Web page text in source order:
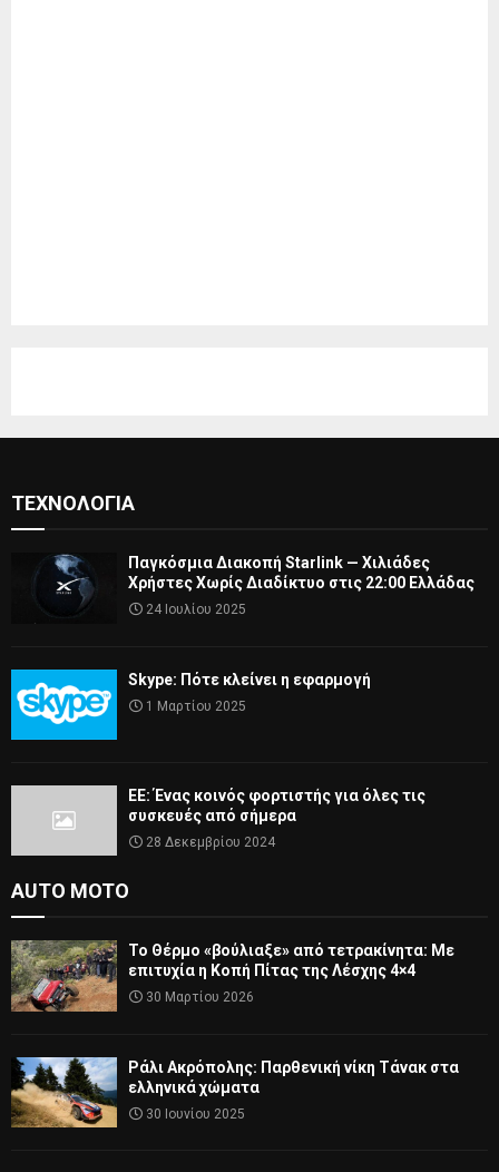
ΤΕΧΝΟΛΟΓΊΑ
Παγκόσμια Διακοπή Starlink — Χιλιάδες
Χρήστες Χωρίς Διαδίκτυο στις 22:00 Ελλάδας
24 Ιουλίου 2025
Skype: Πότε κλείνει η εφαρμογή
1 Μαρτίου 2025
ΕΕ: Ένας κοινός φορτιστής για όλες τις
συσκευές από σήμερα
28 Δεκεμβρίου 2024
AUTO MOTO
Το Θέρμο «βούλιαξε» από τετρακίνητα: Με
επιτυχία η Κοπή Πίτας της Λέσχης 4×4
30 Μαρτίου 2026
Ράλι Ακρόπολης: Παρθενική νίκη Τάνακ στα
ελληνικά χώματα
30 Ιουνίου 2025